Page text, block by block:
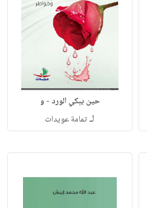
حين يبكي الورد - و
لـتمامة عويدات